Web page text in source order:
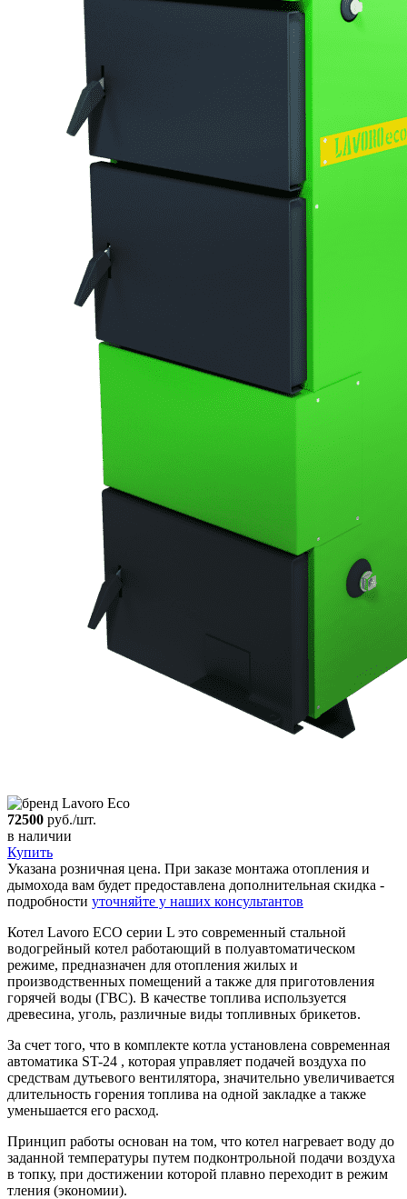
72500 руб./шт.
в наличии
Купить
Указана розничная цена. При заказе монтажа отопления и
дымохода вам будет предоставлена дополнительная скидка -
подробности уточняйте у наших консультантов
Котел Lavoro ECO серии L это современный стальной
водогрейный котел работающий в полуавтоматическом
режиме, предназначен для отопления жилых и
производственных помещений а также для приготовления
горячей воды (ГВС). В качестве топлива используется
древесина, уголь, различные виды топливных брикетов.
За счет того, что в комплекте котла установлена современная
автоматика ST-24 , которая управляет подачей воздуха по
средствам дутьевого вентилятора, значительно увеличивается
длительность горения топлива на одной закладке а также
уменьшается его расход.
Принцип работы основан на том, что котел нагревает воду до
заданной температуры путем подконтрольной подачи воздуха
в топку, при достижении которой плавно переходит в режим
тления (экономии).